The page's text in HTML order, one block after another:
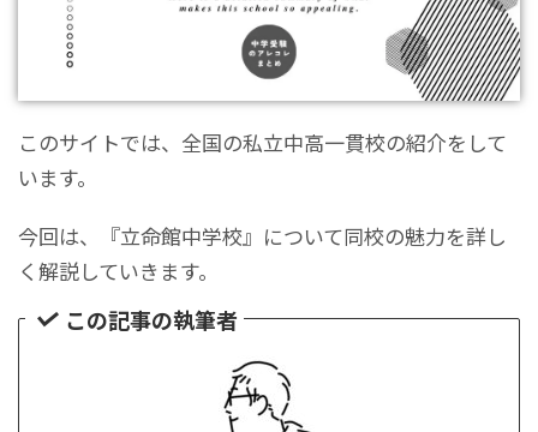
このサイトでは、全国の私立中高一貫校の紹介をして
います。
今回は、『立命館中学校』について同校の魅力を詳し
く解説していきます。
この記事の執筆者